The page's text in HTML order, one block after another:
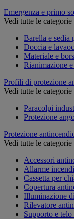
Emergenza e primo
Vedi tutte le categorie
Barella e sedia
Doccia e
Materiale e
Rianimazione
Profili di protezione
Vedi tutte le categorie
Paracolpi
Protezione
Protezione
Vedi tutte le categorie
Accessori
Allarme
Cassetta per
Copertura
Illuminazione
Rilevatore
Supporto e